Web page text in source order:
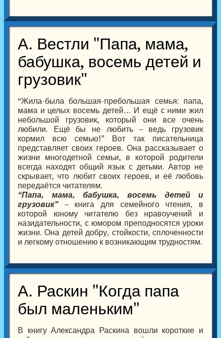
А. Вестли "Папа, мама,
бабушка, восемь детей и
грузовик"
“Жила-была большая-пребольшая семья: папа,
мама и целых восемь детей… И ещё с ними жил
небольшой грузовик, который они все очень
любили. Ещё бы не любить – ведь грузовик
кормил всю семью!” Вот так писательница
представляет своих героев. Она рассказывает о
жизни многодетной семьи, в которой родители
всегда находят общий язык с детьми. Автор не
скрывает, что любит своих героев, и её любовь
передаётся читателям.
“Папа, мама, бабушка, восемь детей и
грузовик”– книга для семейного чтения, в
которой юному читателю без нравоучений и
назидательности, с юмором преподносятся уроки
жизни. Она детей добру, стойкости, сплоченности
и легкому отношению к возникающим трудностям.
А. Раскин "Когда папа
был маленьким"
В книгу Александра Раскина вошли короткие и